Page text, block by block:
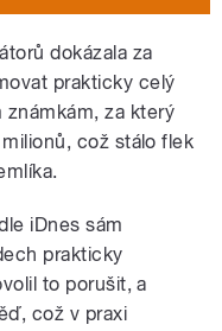
dokázala za
prakticky celý
za který
což stálo flek
iDnes sám
prakticky
to porušit, a
což v praxi